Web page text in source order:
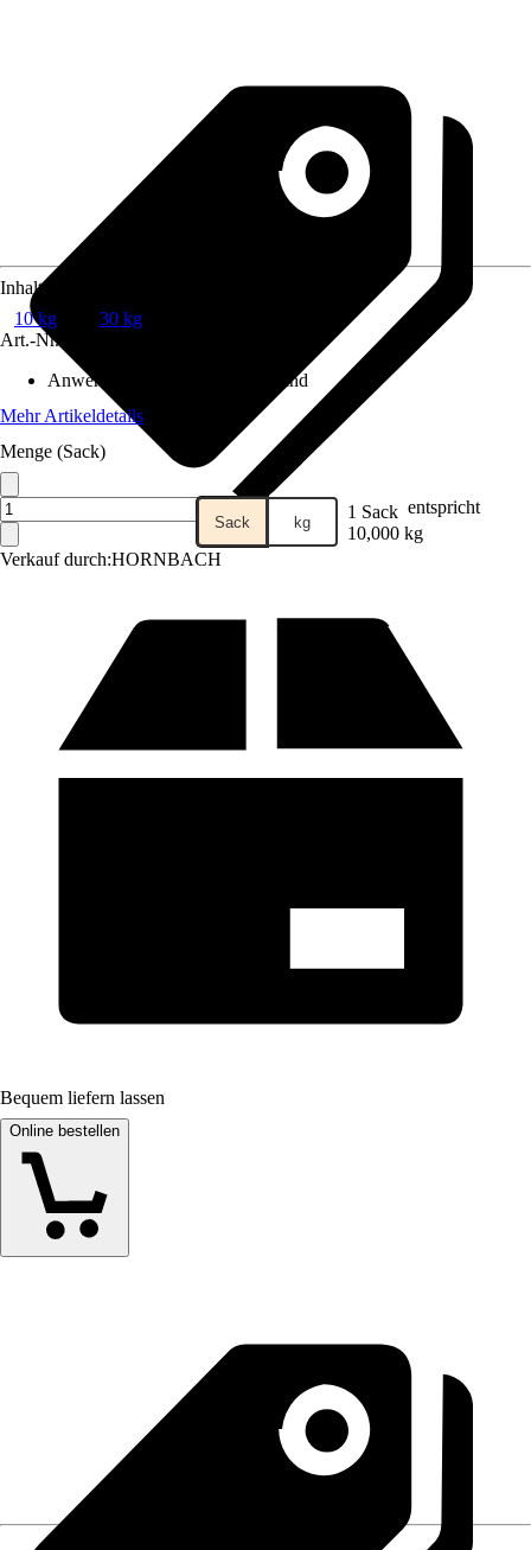
Verkauf durch:HORNBACH
Inhalt
10 kg
30 kg
Art.-Nr.
Anwendungsbereich
Innen, Wand
Mehr Artikeldetails
Menge (Sack)
Sack kg 1 Sack entspricht
10,000 kg
Bequem liefern lassen
Online bestellen